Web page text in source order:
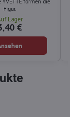
Figur.
Lager
€